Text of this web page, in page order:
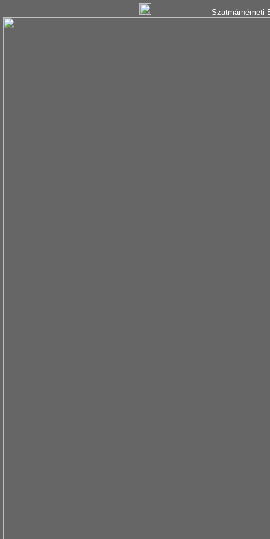
Szatmárnémeti